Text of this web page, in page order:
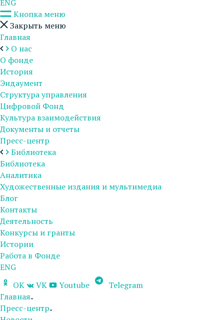
ENG
Кнопка меню
Закрыть меню
Главная
О нас
О фонде
История
Эндаумент
Структура управления
Цифровой Фонд
Культура взаимодействия
Документы и отчеты
Пресс-центр
Библиотека
Библиотека
Аналитика
Художественные издания и мультимедиа
Блог
Контакты
Деятельность
Конкурсы и гранты
Истории
Работа в Фонде
ENG
OK
VK Youtube
Telegram
Главная
Пресс-центр